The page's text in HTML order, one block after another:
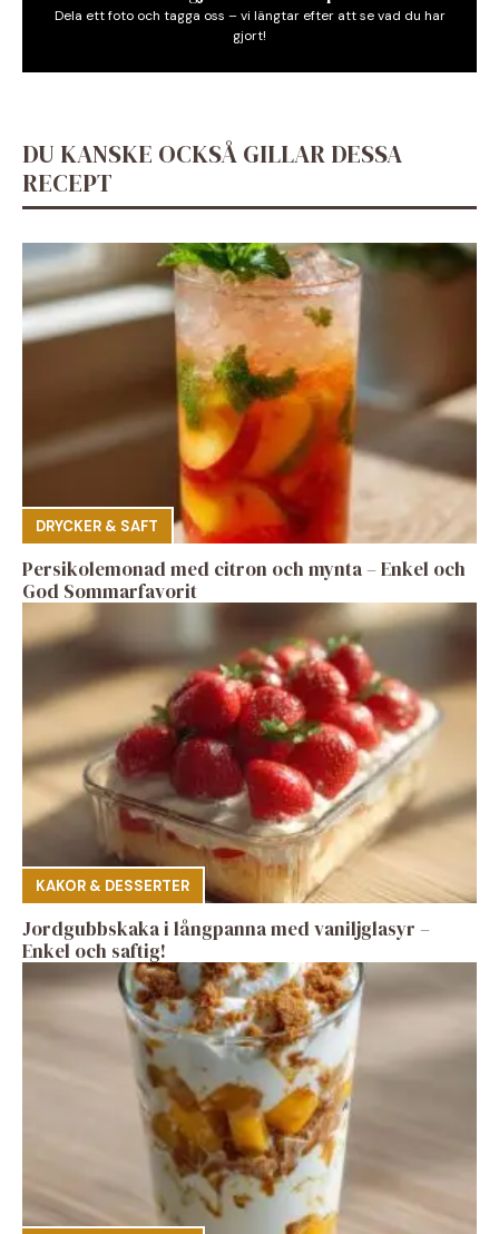
Dela ett foto och tagga oss – vi längtar efter att se vad du har
gjort!
DU KANSKE OCKSÅ GILLAR DESSA
RECEPT
DRYCKER & SAFT
Persikolemonad med citron och mynta – Enkel och
God Sommarfavorit
KAKOR & DESSERTER
Jordgubbskaka i långpanna med vaniljglasyr –
Enkel och saftig!